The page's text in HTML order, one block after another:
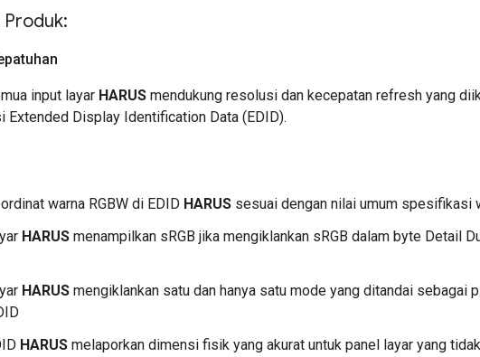
input layar HARUS mendukung resolusi dan kecepatan refresh yang
Extended Display Identification Data (EDID).
warna RGBW di EDID HARUS sesuai dengan nilai umum spesifikasi
HARUS menampilkan sRGB jika mengiklankan sRGB dalam byte Detail
HARUS mengiklankan satu dan hanya satu mode yang ditandai sebagai
HARUS melaporkan dimensi fisik yang akurat untuk panel layar yang